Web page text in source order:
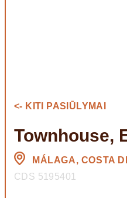
<- KITI PASIŪLYMAI
Townhouse,
MÁLAGA, COSTA
CDS 5195401